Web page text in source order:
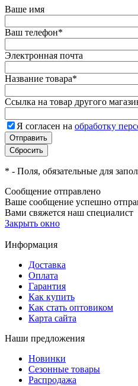
Ваше имя
Ваш телефон*
Электронная почта
Название товара*
Ссылка на товар другого
Я согласен на обработку
* - Поля, обязательные для
Сообщение отправлено
Ваше сообщение успешно
Вами свяжется наш специалист
Закрыть окно
Информация
Доставка
Оплата
Гарантия
Как купить
Как стать оптовиком
Карта сайта
Наши предложения
Новинки
Сезонные товары
Распродажа